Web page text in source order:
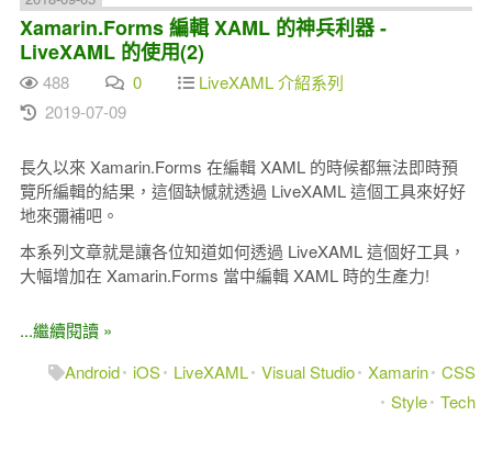
Xamarin.Forms 編輯 XAML 的神兵利器 -
LiveXAML 的使用(2)
488 0
LiveXAML 介紹系列
2019-07-09
長久以來 Xamarin.Forms 在編輯 XAML 的時候都無法即時預
覽所編輯的結果，這個缺憾就透過 LiveXAML 這個工具來好好
地來彌補吧。
本系列文章就是讓各位知道如何透過 LiveXAML 這個好工具，
大幅增加在 Xamarin.Forms 當中編輯 XAML 時的生產力!
...繼續閱讀 »
Android
iOS LiveXAML Visual Studio Xamarin CSS
Style Tech